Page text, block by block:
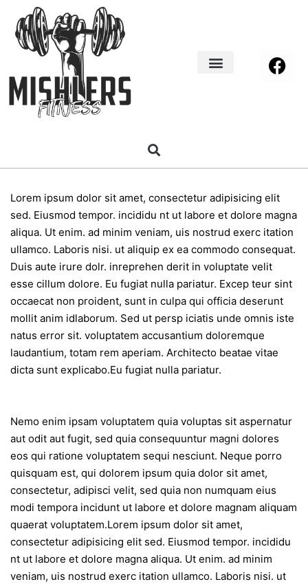
Lorem ipsum dolor sit amet, consectetur adipisicing elit
sed. Eiusmod tempor. incididu nt ut labore et dolore magna
aliqua. Ut enim. ad minim veniam, uis nostrud exerc itation
ullamco. Laboris nisi. ut aliquip ex ea commodo consequat.
Duis aute irure dolr. inreprehen derit in voluptate velit
esse cillum dolore. Eu fugiat nulla pariatur. Excep teur sint
occaecat non proident, sunt in culpa qui officia deserunt
mollit anim idlaborum. Sed ut persp iciatis unde omnis iste
natus error sit. voluptatem accusantium doloremque
laudantium, totam rem aperiam. Architecto beatae vitae
dicta sunt explicabo.Eu fugiat nulla pariatur.
Nemo enim ipsam voluptatem quia voluptas sit aspernatur
aut odit aut fugit, sed quia consequuntur magni dolores
eos qui ratione voluptatem sequi nesciunt. Neque porro
quisquam est, qui dolorem ipsum quia dolor sit amet,
consectetur, adipisci velit, sed quia non numquam eius
modi tempora incidunt ut labore et dolore magnam aliquam
quaerat voluptatem.Lorem ipsum dolor sit amet,
consectetur adipisicing elit sed. Eiusmod tempor. incididu
nt ut labore et dolore magna aliqua. Ut enim. ad minim
veniam, uis nostrud exerc itation ullamco. Laboris nisi. ut